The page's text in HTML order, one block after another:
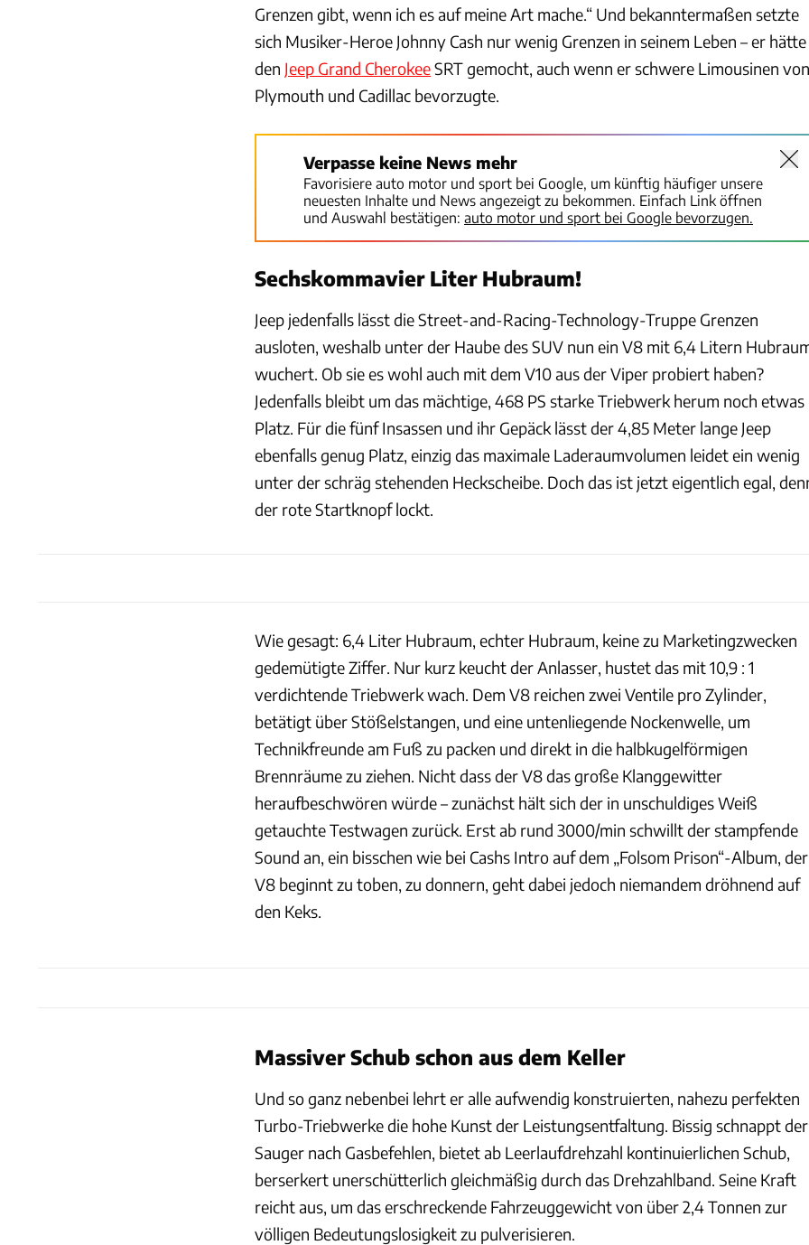
Grenzen gibt, wenn ich es auf meine Art mache.“ Und bekanntermaßen setzte
sich Musiker-Heroe Johnny Cash nur wenig Grenzen in seinem Leben – er hätte
den Jeep Grand CherokeeSRT gemocht, auch wenn er schwere Limousinen von
Plymouth und Cadillac bevorzugte.
Verpasse keine News mehr
Favorisiere auto motor und sport bei Google, um künftig häufiger unsere
neuesten Inhalte und News angezeigt zu bekommen. Einfach Link öffnen
und Auswahl bestätigen: auto motor und sport bei Google bevorzugen.
Sechskommavier Liter Hubraum!
Jeep jedenfalls lässt die Street-and-Racing-Technology-Truppe Grenzen
ausloten, weshalb unter der Haube des SUV nun ein V8 mit 6,4 Litern
wuchert. Ob sie es wohl auch mit dem V10 aus der Viper probiert haben?
Jedenfalls bleibt um das mächtige, 468 PS starke Triebwerk herum noch etwas
Platz. Für die fünf Insassen und ihr Gepäck lässt der 4,85 Meter lange Jeep
ebenfalls genug Platz, einzig das maximale Laderaumvolumen leidet ein wenig
unter der schräg stehenden Heckscheibe. Doch das ist jetzt eigentlich egal,
der rote Startknopf lockt.
Wie gesagt: 6,4 Liter Hubraum, echter Hubraum, keine zu Marketingzwecken
gedemütigte Ziffer. Nur kurz keucht der Anlasser, hustet das mit 10,9 : 1
verdichtende Triebwerk wach. Dem V8 reichen zwei Ventile pro Zylinder,
betätigt über Stößelstangen, und eine untenliegende Nockenwelle, um
Technikfreunde am Fuß zu packen und direkt in die halbkugelförmigen
Brennräume zu ziehen. Nicht dass der V8 das große Klanggewitter
heraufbeschwören würde – zunächst hält sich der in unschuldiges Weiß
getauchte Testwagen zurück. Erst ab rund 3000/min schwillt der stampfende
Sound an, ein bisschen wie bei Cashs Intro auf dem „Folsom Prison“-Album, der
V8 beginnt zu toben, zu donnern, geht dabei jedoch niemandem dröhnend auf
den Keks.
Massiver Schub schon aus dem Keller
Und so ganz nebenbei lehrt er alle aufwendig konstruierten, nahezu perfekten
Turbo-Triebwerke die hohe Kunst der Leistungsentfaltung. Bissig schnappt der
Sauger nach Gasbefehlen, bietet ab Leerlaufdrehzahl kontinuierlichen Schub,
berserkert unerschütterlich gleichmäßig durch das Drehzahlband. Seine Kraft
reicht aus, um das erschreckende Fahrzeuggewicht von über 2,4 Tonnen zur
völligen Bedeutungslosigkeit zu pulverisieren.